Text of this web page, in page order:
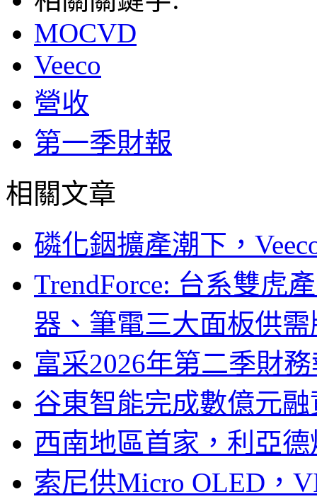
MOCVD
Veeco
營收
第一季財報
相關文章
磷化銦擴產潮下，
TrendForce: 台系雙虎
器、筆電三大面板供需
富采2026年第二季財
谷東智能完成數億元
西南地區首家，利亞
索尼供Micro OLED，